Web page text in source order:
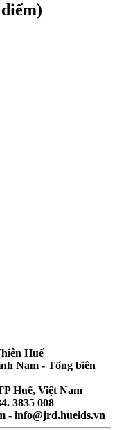
Huế
Nam - Tổng biên
Huế, Việt Nam
3835 008
- info@jrd.hueids.vn